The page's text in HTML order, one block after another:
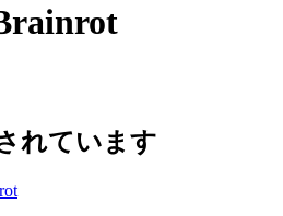
れています